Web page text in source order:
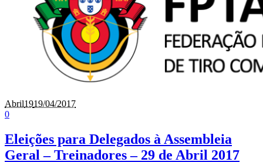
Abril1919/04/2017
0
Eleições para Delegados à Assembleia
Geral – Treinadores – 29 de Abril 2017